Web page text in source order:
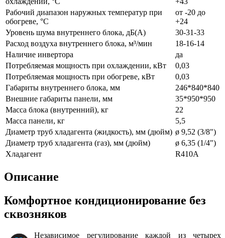
Рабочий диапазон наружных температур при
обогреве, °С
от -20 до
+24
Уровень шума внутреннего блока, дБ(А)
30-31-33
Расход воздуха внутреннего блока, м³/мин
18-16-14
Наличие инвертора
да
Потребляемая мощность при охлаждении, кВт
0,03
Потребляемая мощность при обогреве, кВт
0,03
Габариты внутреннего блока, мм
246*840*840
Внешние габариты панели, мм
35*950*950
Масса блока (внутренний), кг
22
Масса панели, кг
5,5
Диаметр труб хладагента (жидкость), мм (дюйм) ø 9,52 (3/8")
Диаметр труб хладагента (газ), мм (дюйм)
ø 6,35 (1/4")
Хладагент
R410A
Описание
Комфортное кондиционирование без
сквозняков
Независимое регулирование каждой из четырех